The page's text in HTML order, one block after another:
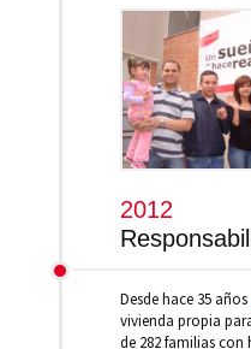
2012
Desde hace 35 años
vivienda propia
de 282 familias con